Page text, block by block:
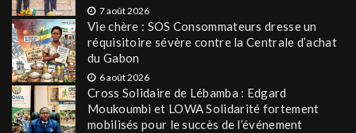
7 août 2026
Vie chère : SOS Consommateurs dresse un
réquisitoire sévère contre la Centrale d’achat
du Gabon
6 août 2026
Cross Solidaire de Lébamba : Edgard
Moukoumbi et LOWA Solidarité fortement
mobilisés pour le succès de l’événement